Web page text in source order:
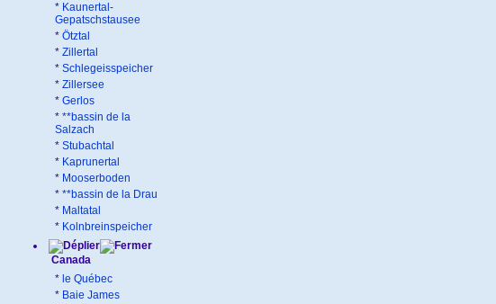
* Kaunertal-
Gepatschstausee
* Ötztal
* Zillertal
* Schlegeisspeicher
* Zillersee
* Gerlos
* **bassin de la
Salzach
* Stubachtal
* Kaprunertal
* Mooserboden
* **bassin de la Drau
* Maltatal
* Kolnbreinspeicher
Canada
* le Québec
* Baie James